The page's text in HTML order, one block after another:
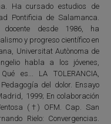
Ha cursado estudios de
Pontificia de Salamanca.
desde 1986, ha
y progreso científico en
Universitat Autònoma de
habla a los jóvenes,
es... LA TOLERANCIA,
del dolor. Ensayo
1999; En colaboración
(†) OFM. Cap. San
Rielo: Convergencias.